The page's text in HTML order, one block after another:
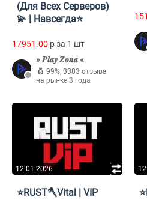
(Для Всех Серверов)
💫 | Навсегда⭐
17951.00 p за 1 шт
» 𝑷𝒍𝒂𝒚 𝒁𝒐𝒏𝒂 «
99%, 3383 отзыва
на рынке 3 года
12.01.2026
⭐RUST🪓Vital | VIP